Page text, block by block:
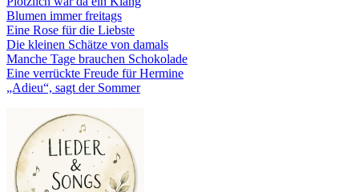
Blumen immer freitags
Eine Rose für die Liebste
Die kleinen Schätze von damals
Manche Tage brauchen Schokolade
Eine verrückte Freude für Hermine
„Adieu“, sagt der Sommer